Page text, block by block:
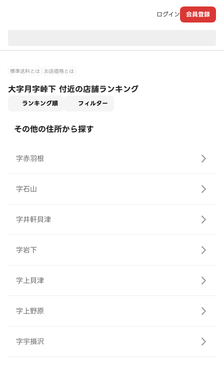
ログイン 会員登録
標準送料とは お店価格とは
大字月字峠下 付近の店舗ランキング
ランキング順 フィルター
その他の住所から探す
字赤羽根
字石山
字井軒貝津
字岩下
字上貝津
字上野原
字宇損沢